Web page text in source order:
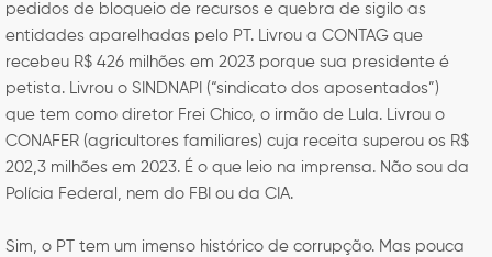
pedidos de bloqueio de recursos e quebra de sigilo as
entidades aparelhadas pelo PT. Livrou a CONTAG que
recebeu R$ 426 milhões em 2023 porque sua presidente é
petista. Livrou o SINDNAPI (“sindicato dos aposentados”)
que tem como diretor Frei Chico, o irmão de Lula. Livrou o
CONAFER (agricultores familiares) cuja receita superou os R$
202,3 milhões em 2023. É o que leio na imprensa. Não sou da
Polícia Federal, nem do FBI ou da CIA.
Sim, o PT tem um imenso histórico de corrupção. Mas pouca